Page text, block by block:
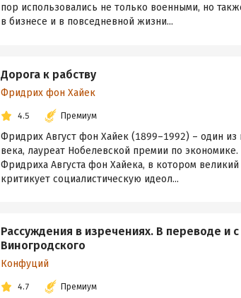
пор использовались не только военными, но
в бизнесе и в повседневной жизни...
Дорога к рабству
Фридрих фон Хайек
4.5 Премиум
Фридрих Август фон Хайек (1899–1992) – один
века, лауреат Нобелевской премии по
Фридриха Августа фон Хайека, в котором
критикует социалистическую идеол...
Рассуждения в изречениях. В переводе и
Виногродского
Конфуций
4.7 Премиум